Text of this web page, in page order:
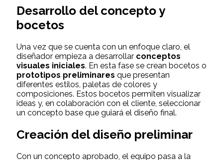
Desarrollo del concepto y
bocetos
Una vez que se cuenta con un enfoque claro, el
diseñador empieza a desarrollar conceptos
visuales iniciales. En esta fase se crean bocetos o
prototipos preliminares que presentan
diferentes estilos, paletas de colores y
composiciones. Estos bocetos permiten visualizar
ideas y, en colaboración con el cliente, seleccionar
un concepto base que guiará el diseño final.
Creación del diseño preliminar
Con un concepto aprobado, el equipo pasa a la